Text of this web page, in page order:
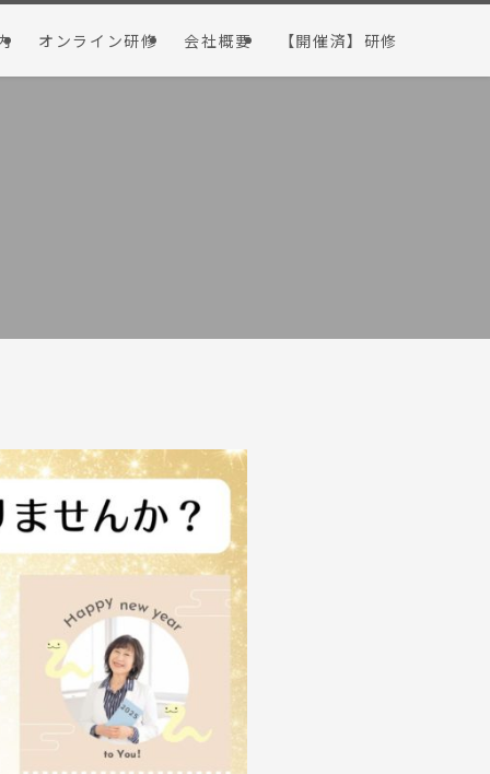
オンライン研修 会社概要 【開催済】研修